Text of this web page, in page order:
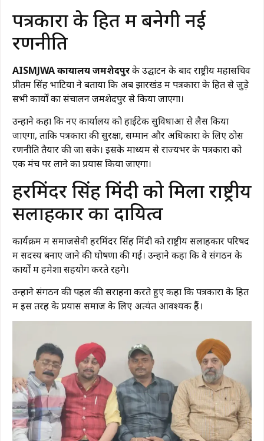
पत्रकारों के हित में बनेगी नई
रणनीति
AISMJWA कार्यालय जमशेदपुरके उद्घाटन के बाद राष्ट्रीय महासचिव
प्रीतम सिंह भाटिया ने बताया कि अब झारखंड में पत्रकारों के हित से जुड़े
सभी कार्यों का संचालन जमशेदपुर से किया जाएगा।
उन्होंने कहा कि नए कार्यालय को हाईटेक सुविधाओं से लैस किया
जाएगा, ताकि पत्रकारों की सुरक्षा, सम्मान और अधिकारों के लिए ठोस
रणनीति तैयार की जा सके। इसके माध्यम से राज्यभर के पत्रकारों को
एक मंच पर लाने का प्रयास किया जाएगा।
हरमिंदर सिंह मिंदी को मिला राष्ट्रीय
सलाहकार का दायित्व
कार्यक्रम में समाजसेवी हरमिंदर सिंह मिंदी को राष्ट्रीय सलाहकार परिषद
में सदस्य बनाए जाने की घोषणा की गई। उन्होंने कहा कि वे संगठन के
कार्यों में हमेशा सहयोग करते रहेंगे।
उन्होंने संगठन की पहल की सराहना करते हुए कहा कि पत्रकारों के हित
में इस तरह के प्रयास समाज के लिए अत्यंत आवश्यक हैं।